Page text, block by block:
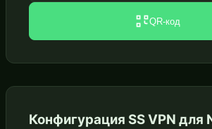
QR-код
Конфигурация SS VPN для